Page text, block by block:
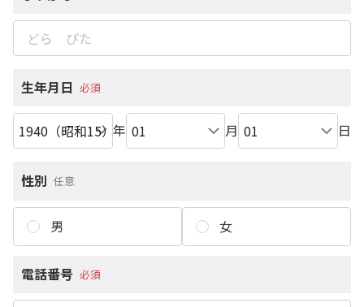
生年月日 必須
年 月 日
性別 任意
男 女
電話番号 必須